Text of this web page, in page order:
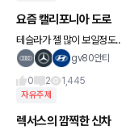
요즘 캘리포니아 도로
gv80안티
0
2 1,445
자유주제
렉서스의 깜찍한 신차